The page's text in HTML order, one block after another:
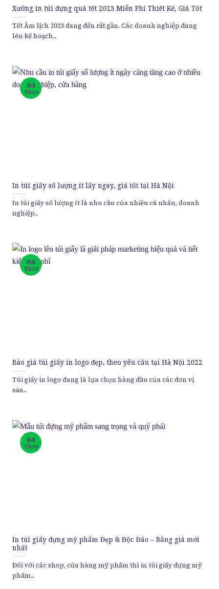
Xưởng in túi đựng quà tết 2023 Miễn Phí Thiết Kế, Giá Tốt
Tết Âm lịch 2023 đang đến rất gần. Các doanh nghiệp đang
lên kế hoạch...
In túi giấy số lượng ít lấy ngay, giá tốt tại Hà Nội
In túi giấy số lượng ít là nhu cầu của nhiều cá nhân, doanh
nghiệp...
04
Th10
Báo giá túi giấy in logo đẹp, theo yêu cầu tại Hà Nội 2022
Túi giấy in logo đang là lựa chọn hàng đầu của các đơn vị
sản...
04
Th10
In túi giấy đựng mỹ phẩm Đẹp & Độc Đáo – Bảng giá mới
nhất
Đối với các shop, cửa hàng mỹ phẩm thì in túi giấy đựng mỹ
phẩm...
04
Th10